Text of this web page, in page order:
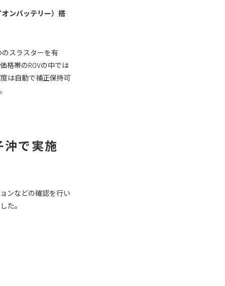
ンバッテリー）搭
のスラスターを有
格帯のROVの中では
は自動で補正保持可
沖で実施
ンなどの確認を行い
た。